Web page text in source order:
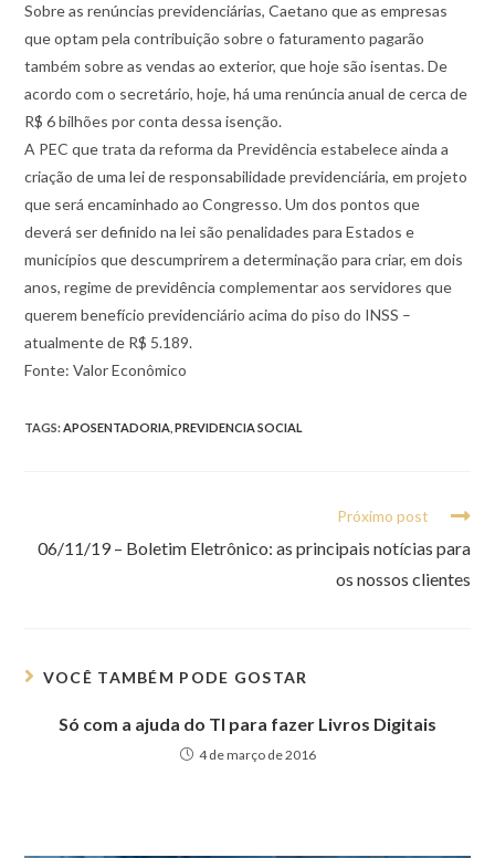
Sobre as renúncias previdenciárias, Caetano que as empresas
que optam pela contribuição sobre o faturamento pagarão
também sobre as vendas ao exterior, que hoje são isentas. De
acordo com o secretário, hoje, há uma renúncia anual de cerca de
R$ 6 bilhões por conta dessa isenção.
A PEC que trata da reforma da Previdência estabelece ainda a
criação de uma lei de responsabilidade previdenciária, em projeto
que será encaminhado ao Congresso. Um dos pontos que
deverá ser definido na lei são penalidades para Estados e
municípios que descumprirem a determinação para criar, em dois
anos, regime de previdência complementar aos servidores que
querem benefício previdenciário acima do piso do INSS –
atualmente de R$ 5.189.
Fonte: Valor Econômico
TAGS:APOSENTADORIA PREVIDENCIA SOCIAL
Próximo post
06/11/19 – Boletim Eletrônico: as principais notícias para
os nossos clientes
VOCÊ TAMBÉM PODE GOSTAR
Só com a ajuda do TI para fazer Livros Digitais
4 de março de 2016